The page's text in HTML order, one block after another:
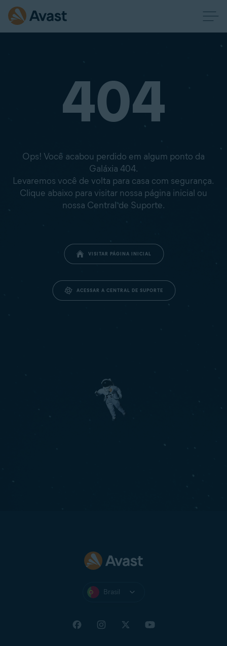
404
Ops! Você acabou perdido em algum ponto da
Galáxia 404.
Levaremos você de volta para casa com segurança.
Clique abaixo para visitar nossa página inicial ou
nossa Central de Suporte.
VISITAR PÁGINA INICIAL
ACESSAR A CENTRAL DE SUPORTE
Brasil